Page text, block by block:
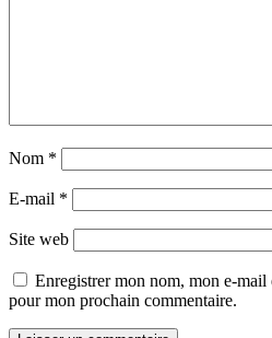
Nom *
E-mail *
Site web
Enregistrer mon nom, mon e-mail
pour mon prochain commentaire.